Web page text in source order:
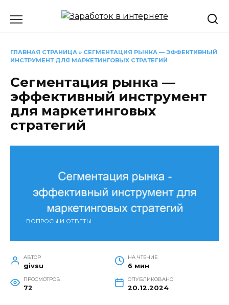
ГЛАВНАЯ СТРАНИЦА » СЕГМЕНТАЦИЯ РЫНКА — ЭФФЕКТИВНЫЙ
ИНСТРУМЕНТ ДЛЯ МАРКЕТИНГОВЫХ СТРАТЕГИЙ
Сегментация рынка —
эффективный инструмент
для маркетинговых
стратегий
ВОПРОСЫ И ОТВЕТЫ
АВТОР
givsu
НА ЧТЕНИЕ
6 мин
ПРОСМОТРОВ
72
ОПУБЛИКОВАНО
20.12.2024